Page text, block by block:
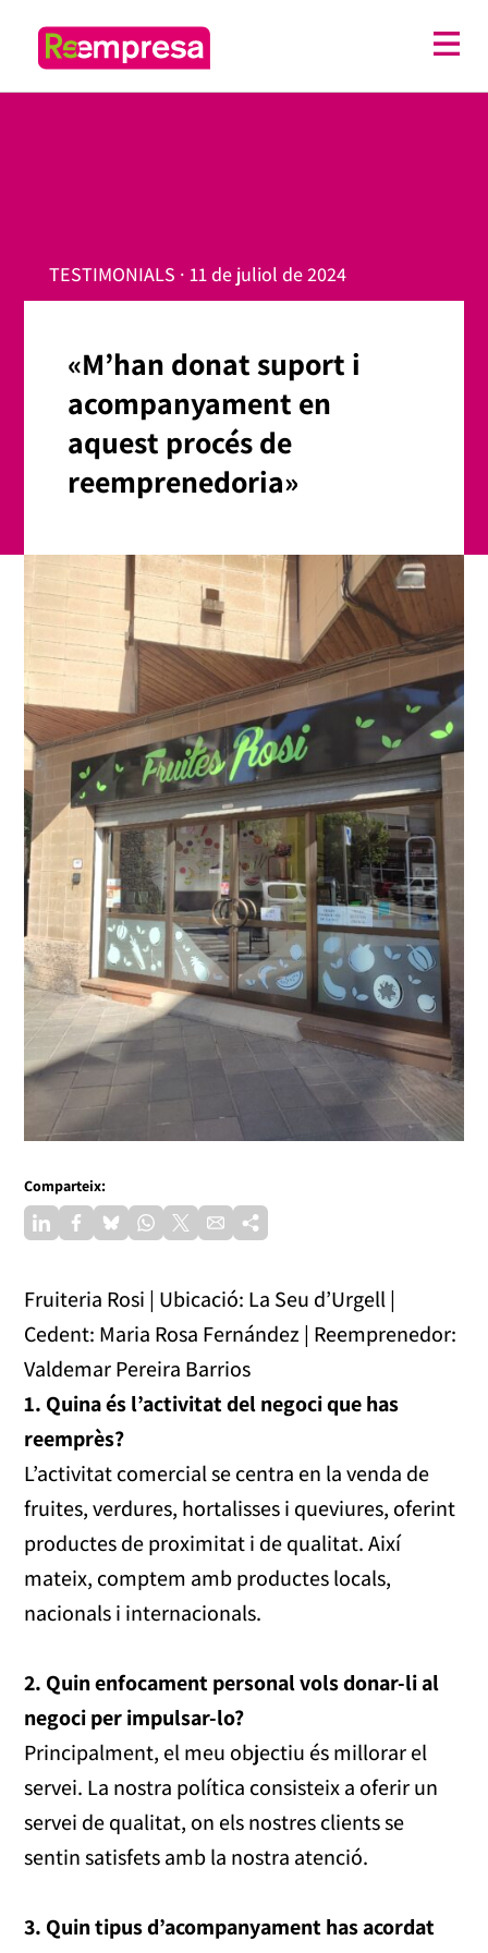
TESTIMONIALS · 11 de juliol de 2024
«M’han donat suport i
acompanyament en
aquest procés de
reemprenedoria»
Comparteix:
Fruiteria Rosi | Ubicació: La Seu d’Urgell |
Cedent: Maria Rosa Fernández | Reemprenedor:
Valdemar Pereira Barrios
1. Quina és l’activitat del negoci que has
reemprès?
L’activitat comercial se centra en la venda de
fruites, verdures, hortalisses i queviures, oferint
productes de proximitat i de qualitat. Així
mateix, comptem amb productes locals,
nacionals i internacionals.
2. Quin enfocament personal vols donar-li al
negoci per impulsar-lo?
Principalment, el meu objectiu és millorar el
servei. La nostra política consisteix a oferir un
servei de qualitat, on els nostres clients se
sentin satisfets amb la nostra atenció.
3. Quin tipus d’acompanyament has acordat